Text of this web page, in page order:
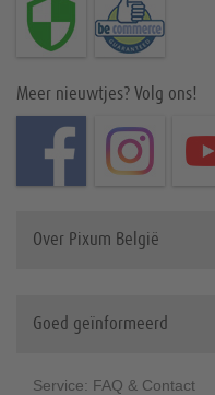
Meer nieuwtjes? Volg ons!
Over Pixum België
Duurzaamheid
Goed geïnformeerd
Service: FAQ & Contact